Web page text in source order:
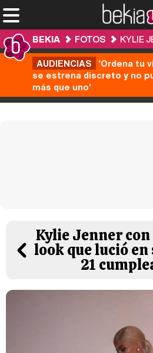
BEKIA FOTOS
KYLIE
AUDIENCIAS 'Ordena tu
se estrena discreto y no
más que uno'
Kylie Jenner
look que lució
21